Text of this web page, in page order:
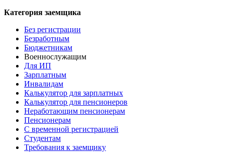
Категория заемщика
Без регистрации
Безработным
Бюджетникам
Военнослужащим
Для ИП
Зарплатным
Инвалидам
Калькулятор для зарплатных
Калькулятор для пенсионеров
Неработающим пенсионерам
Пенсионерам
С временной регистрацией
Студентам
Требования к заемщику